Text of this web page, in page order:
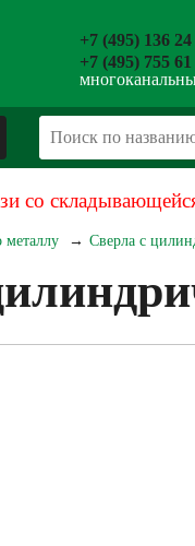
+7 (495) 136 24
+7 (495) 755 61
со
металлу Сверла с